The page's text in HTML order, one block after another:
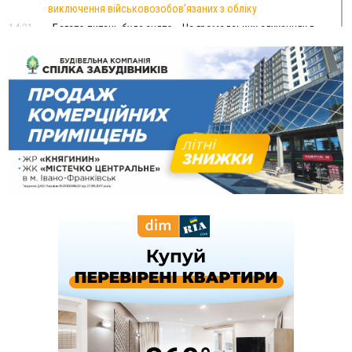
виключення військовозобов’язаних з обліку
14:31
«Багато питань буде знято». На громадських слуханнях в
Яремче обговорили, як вирішити питання джипінгу в
Карпатах
13:54
5 «тихих» хвороб, які виявляє профілактичне обстеження
13:30
ФОТО На Надрічній тривають останні приготування до
нового руху
12:57
У Франківську зафіксували найбільшу спеку за всю історію
спостережень
12:24
Лікування наркоманії Київ: чому важливо розпочати
терапію якомога раніше
тисяч гривень у валюті, засудили до 5 років
Податкова передасть в Міноборони для "Оберегу" дані про
чоловіків 18–60 років
Водійка, яку на Сухомлинського побив інший керманич,
відмовилася від обвинувачення — справу закрили
У Франківську, Коломиї, Долині та Яремче 6 серпня
зафіксували рекордну спеку
Змушував надсилати інтимні фото: на Прикарпатті